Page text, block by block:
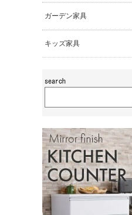
ガーデン家具
キッズ家具